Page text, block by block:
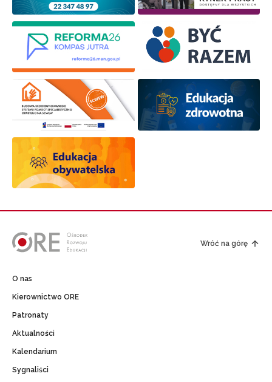
Wróć na górę
O nas
Kierownictwo ORE
Patronaty
Aktualności
Kalendarium
Sygnaliści